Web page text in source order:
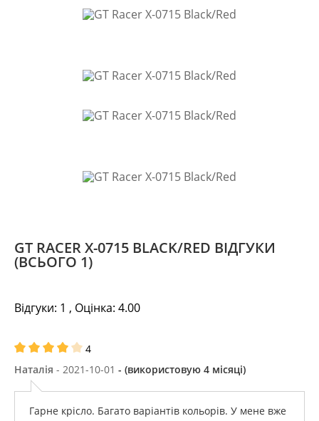
GT RACER X-0715 BLACK/RED ВІДГУКИ
(ВСЬОГО 1)
Відгуки: 1 , Оцінка: 4.00
4
Наталія - ​​2021-10-01 - (використовую 4 місяці)
Гарне крісло. Багато варіантів кольорів. У мене вже